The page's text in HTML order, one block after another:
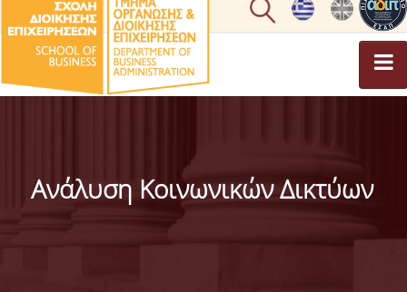
ΤΟ ΤΜΗΜΑ
ΧΑΙΡΕΤΙΣΜΟΣ ΠΡΟΕΔΡΟΥ
Ανάλυση Κοινωνικών Δικτύων